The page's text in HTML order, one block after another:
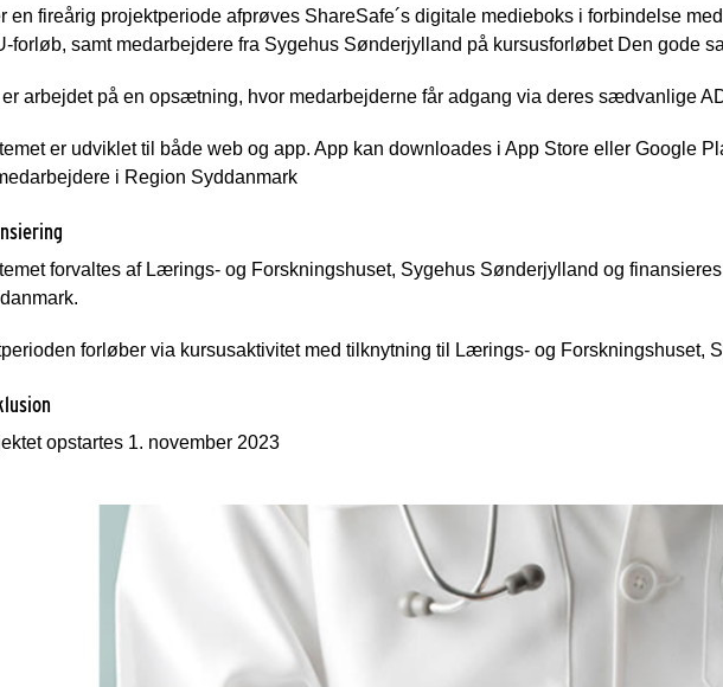
en fireårig projektperiode afprøves ShareSafe´s digitale medieboks i forbindelse
forløb, samt medarbejdere fra Sygehus Sønderjylland på kursusforløbet Den gode
er arbejdet på en opsætning, hvor medarbejderne får adgang via deres sædvanlige
er udviklet til både web og app. App kan downloades i App Store eller Google
i Region Syddanmark
forvaltes af Lærings- og Forskningshuset, Sygehus Sønderjylland og
forløber via kursusaktivitet med tilknytning til Lærings- og Forskningshuset,
opstartes 1. november 2023